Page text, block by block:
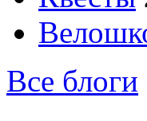
Все блоги